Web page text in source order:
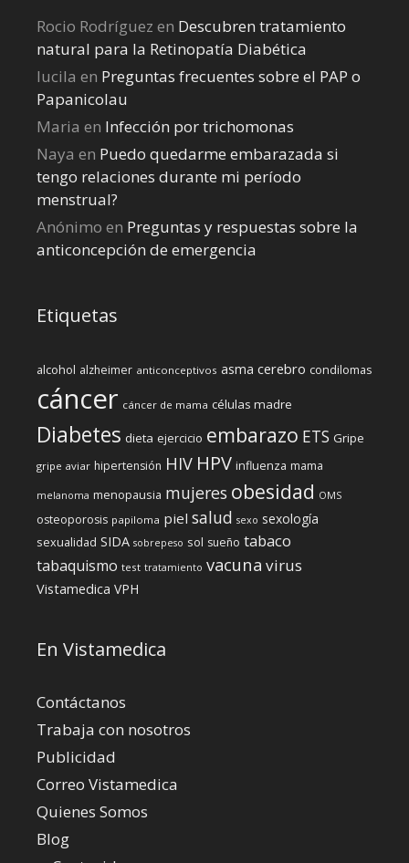
Rocio Rodríguez en Descubren tratamiento
natural para la Retinopatía Diabética
lucila en Preguntas frecuentes sobre el PAP o
Papanicolau
Maria en Infección por trichomonas
Naya en Puedo quedarme embarazada si
tengo relaciones durante mi perí­odo
menstrual?
Anónimo en Preguntas y respuestas sobre la
anticoncepción de emergencia
Etiquetas
alcohol alzheimer anticonceptivos asma cerebro condilomas
cáncer cáncer de mama células madre
Diabetes dieta ejercicio embarazo ETS Gripe
gripe aviar hipertensión HIV HPV influenza mama
melanoma menopausia mujeres obesidad OMS
osteoporosis papiloma piel salud sexo sexología
sexualidad SIDA sobrepeso sol sueño tabaco
tabaquismo test tratamiento vacuna virus
Vistamedica VPH
En Vistamedica
Contáctanos
Trabaja con nosotros
Publicidad
Correo Vistamedica
Quienes Somos
Blog